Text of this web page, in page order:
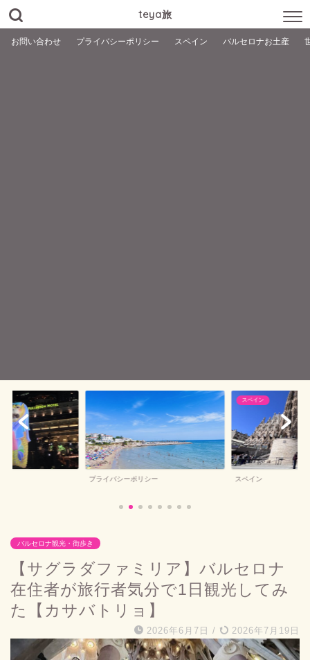
teya旅
お問い合わせ プライバシーポリシー スペイン バルセロナお土産
スペイン
バルセロナお土産
バルセロナお土産
バルセロナ観光・街歩き
【サグラダファミリア】バルセロナ
在住者が旅行者気分で1日観光してみ
た【カサバトリョ】
2026年6月7日 / 2026年7月19日